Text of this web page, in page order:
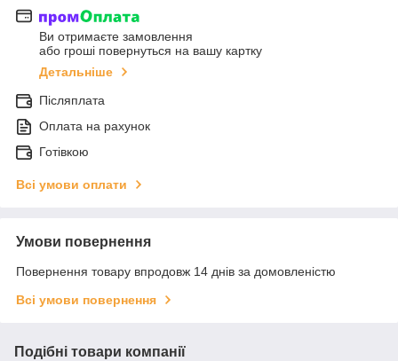
Ви отримаєте замовлення
або гроші повернуться на вашу картку
Детальніше
Післяплата
Оплата на рахунок
Готівкою
Всі умови оплати
Умови повернення
Повернення товару впродовж 14 днів за домовленістю
Всі умови повернення
Подібні товари компанії